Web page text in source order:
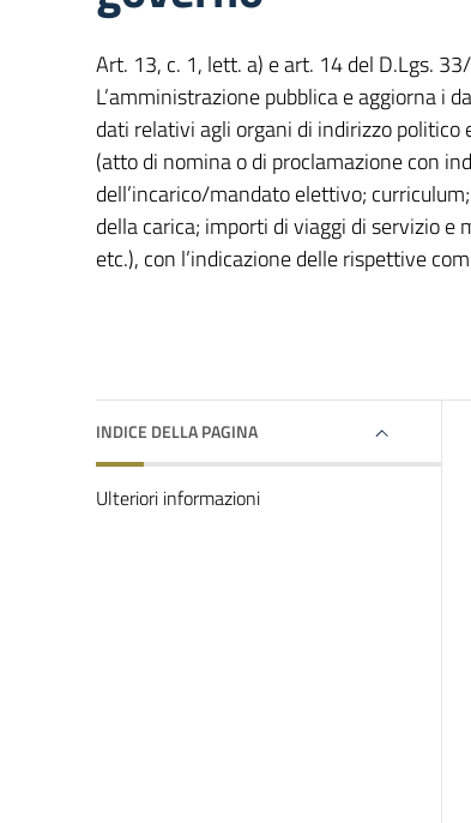
Art. 13, c. 1, lett. a) e art. 14 del D.Lgs.
L’amministrazione pubblica e aggiorna i
dati relativi agli organi di indirizzo
(atto di nomina o di proclamazione con
dell’incarico/mandato elettivo;
della carica; importi di viaggi di servizio e
etc.), con l’indicazione delle rispettive
INDICE DELLA PAGINA
Ulteriori informazioni